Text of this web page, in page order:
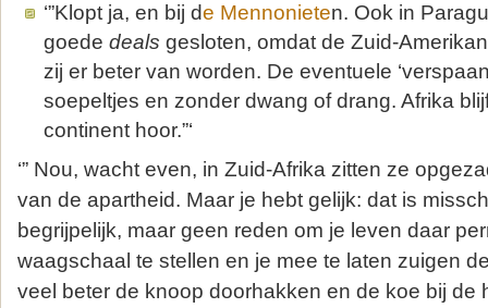
‘”Klopt ja, en bij de Mennonieten. Ook in
goede deals gesloten, omdat de Zuid-
zij er beter van worden. De eventuele
soepeltjes en zonder dwang of drang. Afrika
continent hoor.”‘
‘” Nou, wacht even, in Zuid-Afrika zitten ze
van de apartheid. Maar je hebt gelijk: dat is
begrijpelijk, maar geen reden om je leven daar
waagschaal te stellen en je mee te laten zuigen
veel beter de knoop doorhakken en de koe bij de